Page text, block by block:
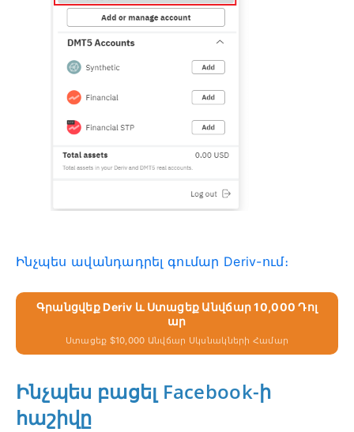
Ինչպես ավանդադրել գումար Deriv-ում։
Գրանցվեք Deriv ԵՒ Ստացեք Անվճար 10,000 Դոլ
Ար
Ստացեք $10,000 Անվճար Սկսնակների Համար
Ինչպես բացել Facebook-ի
հաշիվը